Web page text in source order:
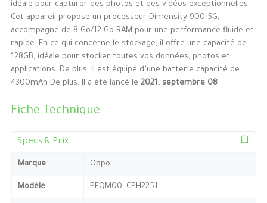
idéale pour capturer des photos et des vidéos exceptionnelles.
Cet appareil propose un processeur Dimensity 900 5G,
accompagné de 8 Go/12 Go RAM pour une performance fluide et
rapide. En ce qui concerne le stockage, il offre une capacité de
128GB, idéale pour stocker toutes vos données, photos et
applications. De plus, il est équipé d’une batterie capacité de
4300mAh De plus, Il a été lancé le 2021, septembre 08
Fiche Technique
Specs & Prix
Marque Oppo
Modèle PEQM00, CPH2251